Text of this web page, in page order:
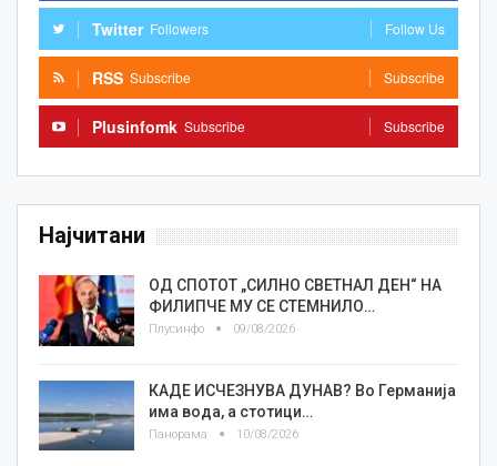
Twitter Followers Follow Us
RSS Subscribe Subscribe
Plusinfomk Subscribe Subscribe
Најчитани
ОД СПОТОТ „СИЛНО СВЕТНАЛ ДЕН“ НА
ФИЛИПЧЕ МУ СЕ СТЕМНИЛО…
Плусинфо 09/08/2026
КАДЕ ИСЧЕЗНУВА ДУНАВ? Во Германија
има вода, а стотици…
Панорама 10/08/2026